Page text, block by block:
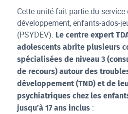
Cette unité fait partie du
développement, enfants-ados-
(PSYDEV). Le centre expert
adolescents abrite plusieurs
spécialisées de niveau 3
de recours) autour des
développement (TND) et de
psychiatriques chez les
jusqu’à 17 ans inclus :